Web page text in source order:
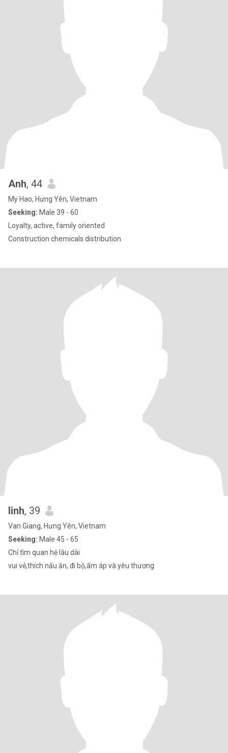
Anh, 44
My Hao, Hưng Yên, Vietnam
Seeking: Male 39 - 60
Loyalty, active, family oriented
Construction chemicals distribution
linh, 39
Van Giang, Hưng Yên, Vietnam
Seeking: Male 45 - 65
Chỉ tìm quan hệ lâu dài
vui vẻ,thích nấu ăn, đi bộ,ấm áp và yêu thương